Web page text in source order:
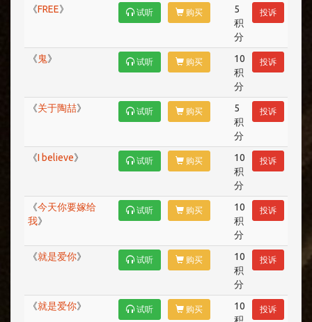
《FREE》 试听 购买
5
积
分
投诉
《鬼》 试听 购买
10
积
分
投诉
《关于陶喆》 试听 购买
5
积
分
投诉
《I believe》 试听 购买
10
积
分
投诉
《今天你要嫁给
我》
试听 购买
10
积
分
投诉
《就是爱你》 试听 购买
10
积
分
投诉
《就是爱你》 试听 购买
10
投诉